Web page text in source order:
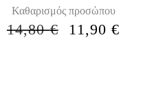
Καθαρισμός προσώπου
14,80€
Η
11,90€